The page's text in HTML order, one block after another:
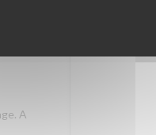
et
nous
A